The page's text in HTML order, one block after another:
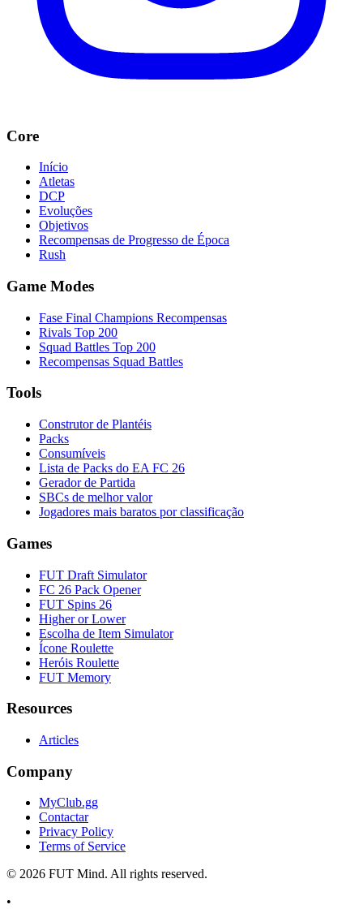
Core
Início
Atletas
DCP
Evoluções
Objetivos
Recompensas de Progresso de Época
Rush
Game Modes
Fase Final Champions Recompensas
Rivals Top 200
Squad Battles Top 200
Recompensas Squad Battles
Tools
Construtor de Plantéis
Packs
Consumíveis
Lista de Packs do EA FC 26
Gerador de Partida
SBCs de melhor valor
Jogadores mais baratos por classificação
Games
FUT Draft Simulator
FC 26 Pack Opener
FUT Spins 26
Higher or Lower
Escolha de Item Simulator
Ícone Roulette
Heróis Roulette
FUT Memory
Resources
Articles
Company
MyClub.gg
Contactar
Privacy Policy
Terms of Service
© 2026 FUT Mind. All rights reserved.
•